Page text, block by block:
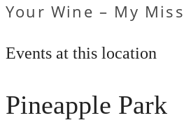
Your Wine – My
Events at this location
Pineapple Park